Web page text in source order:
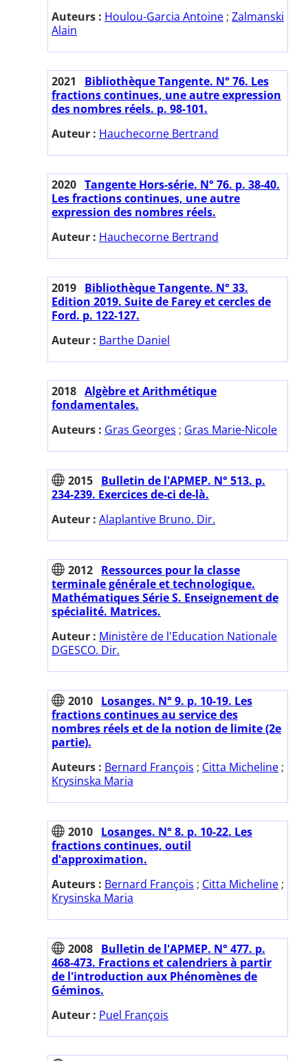
Auteurs : Houlou-Garcia Antoine ; Zalmanski
Alain
2021
Bibliothèque Tangente. N° 76. Les
fractions continues, une autre expression
des nombres réels. p. 98-101.
Auteur : Hauchecorne Bertrand
2020 Tangente Hors-série. N° 76. p. 38-40.
Les fractions continues, une autre
expression des nombres réels.
Auteur : Hauchecorne Bertrand
2019 Bibliothèque Tangente. N° 33.
Edition 2019. Suite de Farey et cercles de
Ford. p. 122-127.
Auteur : Barthe Daniel
2018 Algèbre et Arithmétique
fondamentales.
Auteurs : Gras Georges ; Gras Marie-Nicole
2015 Bulletin de l'APMEP. N° 513. p.
234-239. Exercices de-ci de-là.
Auteur : Alaplantive Bruno. Dir.
2012 Ressources pour la classe
terminale générale et technologique.
Mathématiques Série S. Enseignement de
spécialité. Matrices.
Auteur : Ministère de l'Education Nationale
DGESCO. Dir.
2010 Losanges. N° 9. p. 10-19. Les
fractions continues au service des
nombres réels et de la notion de limite (2e
partie).
Auteurs : Bernard François ; Citta Micheline ;
Krysinska Maria
2010 Losanges. N° 8. p. 10-22. Les
fractions continues, outil
d'approximation.
Auteurs : Bernard François ; Citta Micheline ;
Krysinska Maria
2008 Bulletin de l'APMEP. N° 477. p.
468-473. Fractions et calendriers à partir
de l'introduction aux Phénomènes de
Géminos.
Auteur : Puel François